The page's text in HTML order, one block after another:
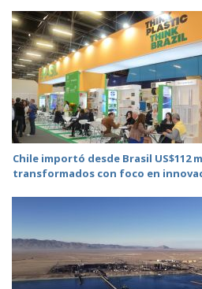
Chile importó desde Brasil US$112
transformados con foco en